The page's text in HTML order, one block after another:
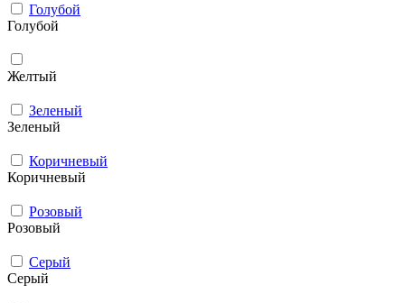
Голубой
Голубой
Желтый
Зеленый
Зеленый
Коричневый
Коричневый
Розовый
Розовый
Серый
Серый